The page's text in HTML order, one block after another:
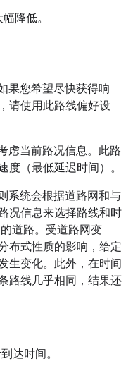
降低。
果您希望尽快获得响
请使用此路线偏好设
虑当前路况信息。此路
度（最低延迟时间）。
系统会根据道路网和与
况信息来选择路线和时
道路。受道路网变
布式性质的影响，给定
生变化。此外，在时间
路线几乎相同，结果还
达时间。